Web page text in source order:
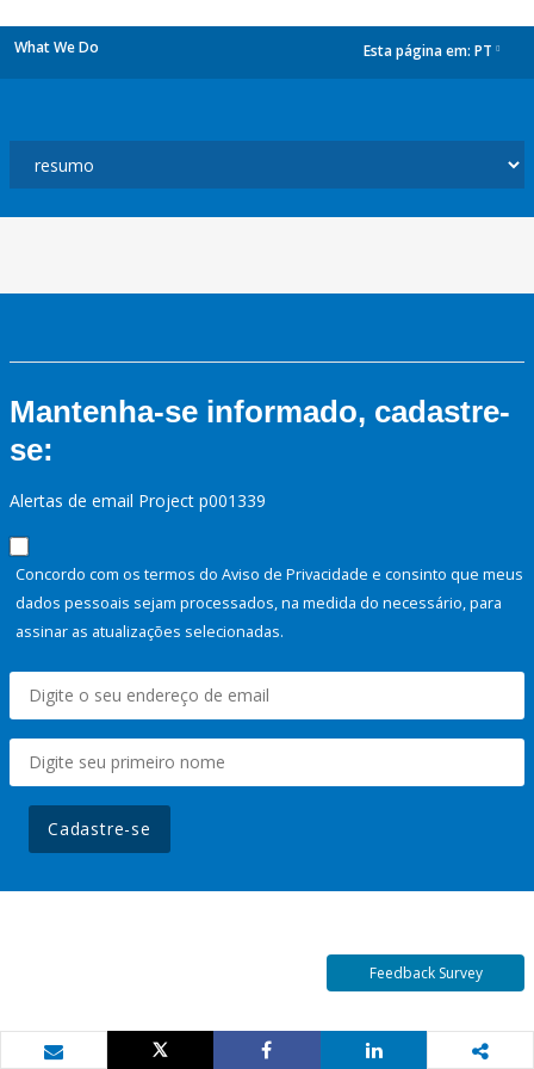
What We Do Esta página em: PT
Mantenha-se informado, cadastre-
se:
Alertas de email Project p001339
Concordo com os termos do Aviso de Privacidade e consinto que meus
dados pessoais sejam processados, na medida do necessário, para
assinar as atualizações selecionadas.
Cadastre-se
Feedback Survey